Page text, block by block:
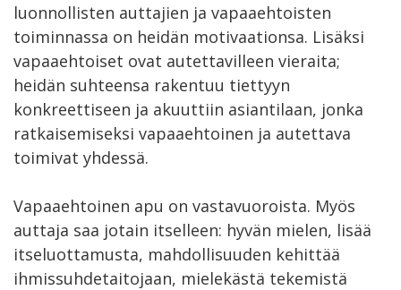
luonnollisten auttajien ja vapaaehtoisten
toiminnassa on heidän motivaationsa. Lisäksi
vapaaehtoiset ovat autettavilleen vieraita;
heidän suhteensa rakentuu tiettyyn
konkreettiseen ja akuuttiin asiantilaan, jonka
ratkaisemiseksi vapaaehtoinen ja autettava
toimivat yhdessä.
Vapaaehtoinen apu on vastavuoroista. Myös
auttaja saa jotain itselleen: hyvän mielen, lisää
itseluottamusta, mahdollisuuden kehittää
ihmissuhdetaitojaan, mielekästä tekemistä